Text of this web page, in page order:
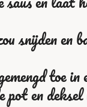
snijden en
toe
en deksel